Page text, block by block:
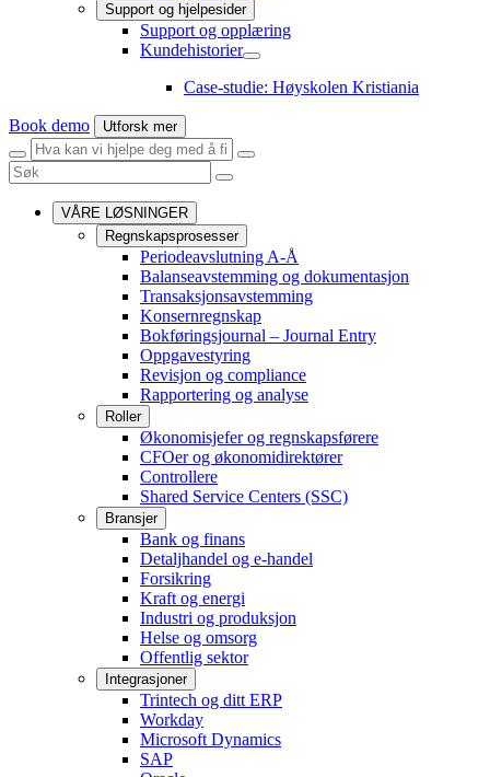
Support og hjelpesider
Support og opplæring
Kundehistorier
Kundehistorier
undermeny
Case-studie: Høyskolen Kristiania
Book demo
Utforsk mer
Meny
Søk
Søk
Lukk
Søk
Søk
VÅRE LØSNINGER
Regnskapsprosesser
Periodeavslutning A-Å
Balanseavstemming og dokumentasjon
Transaksjonsavstemming
Konsernregnskap
Bokføringsjournal – Journal Entry
Oppgavestyring
Revisjon og compliance
Rapportering og analyse
Roller
Økonomisjefer og regnskapsførere
CFOer og økonomidirektører
Controllere
Shared Service Centers (SSC)
Bransjer
Bank og finans
Detaljhandel og e-handel
Forsikring
Kraft og energi
Industri og produksjon
Helse og omsorg
Offentlig sektor
Integrasjoner
Trintech og ditt ERP
Workday
Microsoft Dynamics
SAP